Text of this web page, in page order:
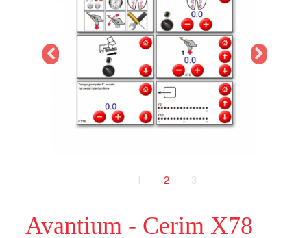
1 2 3
Avantium - Cerim X78